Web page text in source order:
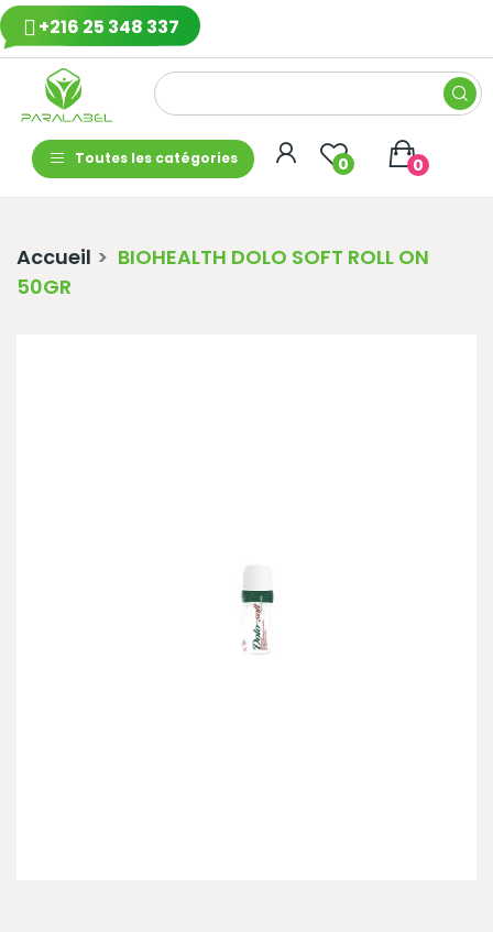
+216 25 348 337
Toutes les catégories 0 0
Accueil
BIOHEALTH DOLO SOFT ROLL ON
50GR